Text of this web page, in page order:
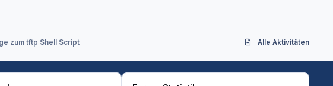
zum tftp Shell Script Alle Aktivitäten